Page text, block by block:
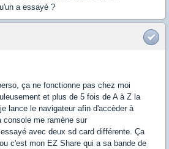
a essayé ?
ça ne fonctionne pas chez moi
et plus de 5 fois de A à Z la
lance le navigateur afin d'accèder à
me ramène sur
avec deux sd card différente. Ça
c'est mon EZ Share qui a sa bande de